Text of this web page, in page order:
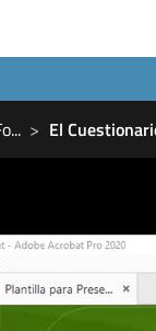
... El